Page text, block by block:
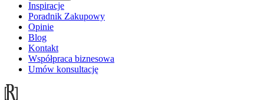
Inspiracje
Poradnik Zakupowy
Opinie
Blog
Kontakt
Współpraca biznesowa
Umów konsultację